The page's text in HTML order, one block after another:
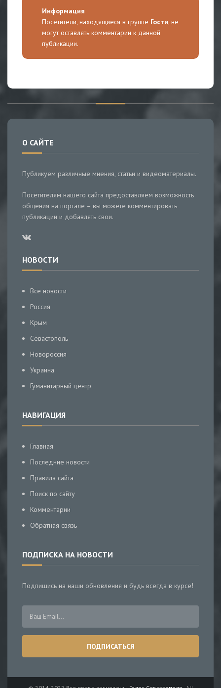
Информация
Посетители, находящиеся в группе Гости, не
могут оставлять комментарии к данной
публикации.
О САЙТЕ
Публикуем различные мнения, статьи и видеоматериалы.
Посетителям нашего сайта предоставляем возможность
общения на портале – вы можете комментировать
публикации и добавлять свои.
НОВОСТИ
Все новости
Россия
Крым
Севастополь
Новороссия
Украина
Гуманитарный центр
НАВИГАЦИЯ
Главная
Последние новости
Правила сайта
Поиск по сайту
Комментарии
Обратная связь
ПОДПИСКА НА НОВОСТИ
Подпишись на наши обновления и будь всегда в курсе!